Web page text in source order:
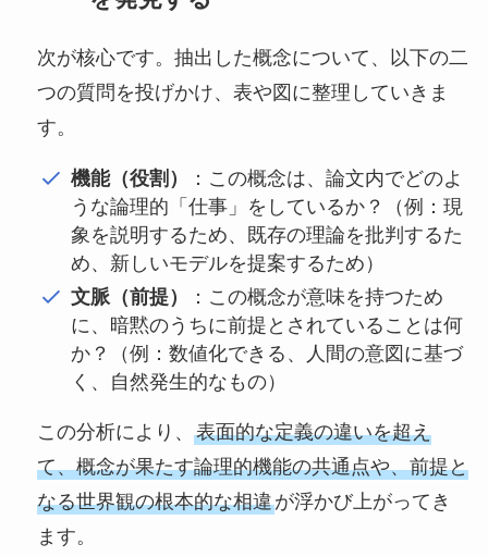
次が核心です。抽出した概念について、以下の二
つの質問を投げかけ、表や図に整理していきま
す。
機能（役割）
：この概念は、論文内でどのよ
うな論理的「仕事」をしているか？（例：現
象を説明するため、既存の理論を批判するた
め、新しいモデルを提案するため）
文脈（前提）
：この概念が意味を持つため
に、暗黙のうちに前提とされていることは何
か？（例：数値化できる、人間の意図に基づ
く、自然発生的なもの）
この分析により、 表面的な定義の違いを超え
て、概念が果たす論理的機能の共通点や、前提と
なる世界観の根本的な相違が浮かび上がってき
ます。